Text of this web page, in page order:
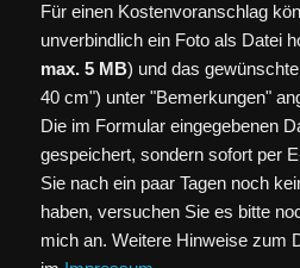
Für einen Kostenvoranschlag
unverbindlich ein Foto als Datei
max. 5 MB) und das
40 cm") unter "Bemerkungen"
Die im Formular eingegebenen
gespeichert, sondern sofort per
Sie nach ein paar Tagen noch
haben, versuchen Sie es bitte
mich an. Weitere Hinweise zum